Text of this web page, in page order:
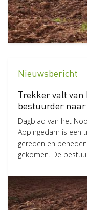
Nieuwsbericht
Trekker valt van
bestuurder
Dagblad van het
Appingedam is een
gereden en
gekomen. De